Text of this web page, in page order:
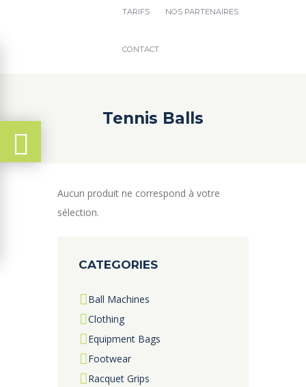
TARIFS NOS PARTENAIRES
CONTACT
Tennis Balls
Aucun produit ne correspond à votre
sélection.
CATEGORIES
Ball Machines
Clothing
Equipment Bags
Footwear
Racquet Grips